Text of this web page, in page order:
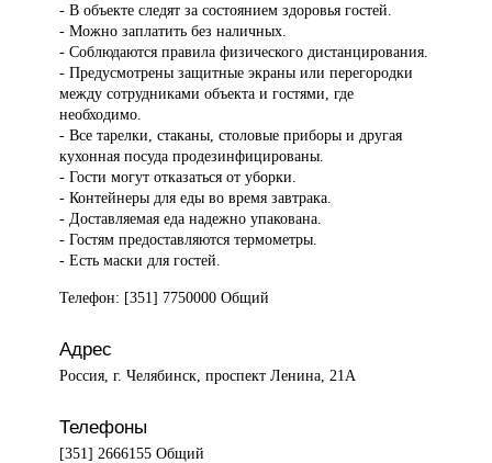
- В объекте следят за состоянием здоровья гостей.
- Можно заплатить без наличных.
- Соблюдаются правила физического дистанцирования.
- Предусмотрены защитные экраны или перегородки
между сотрудниками объекта и гостями, где
необходимо.
- Все тарелки, стаканы, столовые приборы и другая
кухонная посуда продезинфицированы.
- Гости могут отказаться от уборки.
- Контейнеры для еды во время завтрака.
- Доставляемая еда надежно упакована.
- Гостям предоставляются термометры.
- Есть маски для гостей.
Телефон: [351] 7750000 Общий
Адрес
Россия, г. Челябинск, проспект Ленина, 21А
Телефоны
[351] 2666155 Общий